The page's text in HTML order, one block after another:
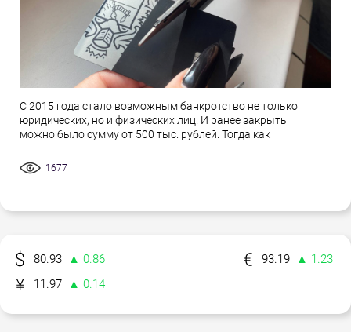
С 2015 года стало возможным банкротство не только
юридических, но и физических лиц. И ранее закрыть
можно было сумму от 500 тыс. рублей. Тогда как
1677
80.93 ▲ 0.86 93.19
▲ 1.23
11.97
▲ 0.14